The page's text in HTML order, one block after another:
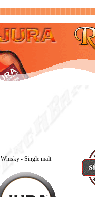
Whisky - Single malt